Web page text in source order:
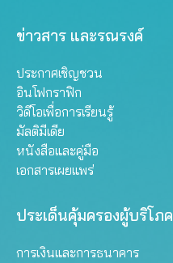
ข่าวสาร และรณรงค์
ประกาศเชิญชวน
อินโฟกราฟิก
วิดีโอเพื่อการเรียนรู้
มัลติมีเดีย
หนังสือและคู่มือ
เอกสารเผยแพร่
ประเด็นคุ้มครองผู้บริโภค
การเงินและการธนาคาร